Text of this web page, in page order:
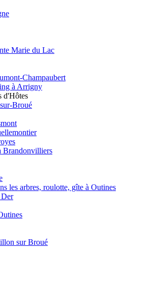
Marie du Lac
Champaubert
à Arrigny
d'Hôtes
Broué
Brandonvilliers
les arbres, roulotte, gîte à Outines
sur Broué